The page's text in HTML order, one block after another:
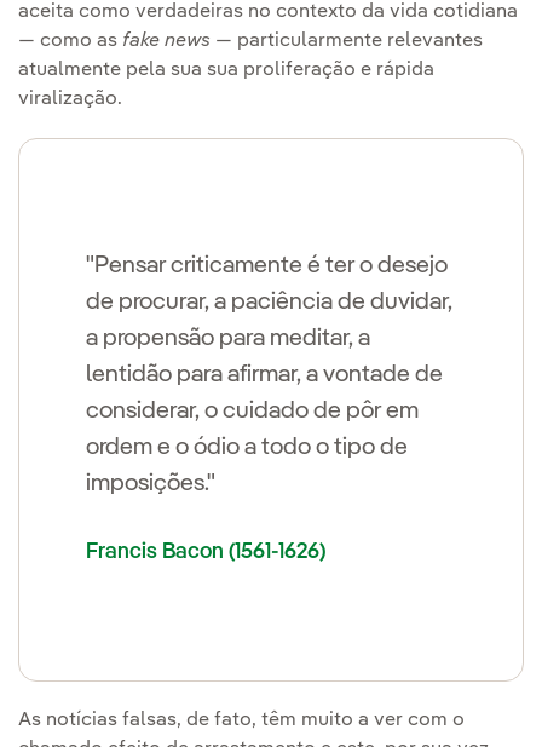
aceita como verdadeiras no contexto da vida cotidiana
— como as fake news — particularmente relevantes
atualmente pela sua sua proliferação e rápida
viralização.
"Pensar criticamente é ter o desejo
de procurar, a paciência de duvidar,
a propensão para meditar, a
lentidão para afirmar, a vontade de
considerar, o cuidado de pôr em
ordem e o ódio a todo o tipo de
imposições."
Francis Bacon (1561-1626)
As notícias falsas, de fato, têm muito a ver com o